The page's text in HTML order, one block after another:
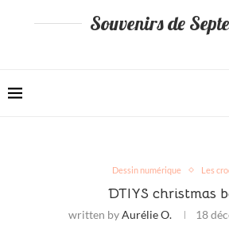
Souvenirs de
Dessin numérique Les
DTIYS christmas
written byAurélie O. 18